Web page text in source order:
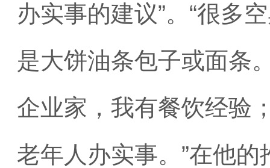
办实事的建议”。“很多
是大饼油条包子或面条
企业家，我有餐饮经验
老年人办实事。”在他